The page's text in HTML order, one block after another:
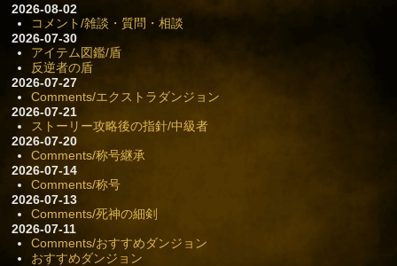
2026-08-02
コメント/雑談・質問・相談
2026-07-30
アイテム図鑑/盾
反逆者の盾
2026-07-27
Comments/エクストラダンジョン
2026-07-21
ストーリー攻略後の指針/中級者
2026-07-20
Comments/称号継承
2026-07-14
Comments/称号
2026-07-13
Comments/死神の細剣
2026-07-11
Comments/おすすめダンジョン
おすすめダンジョン